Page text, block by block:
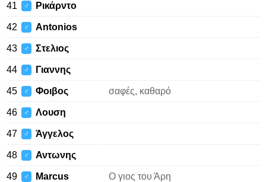
41 ♂ Ρικάρντο
42 ♂ Antonios
43 ♂ Στελιος
44 ♂ Γιαννης
45 ♂ Φοιβος σαφές, καθαρό
46 ♂ Λουση
47 ♂ Άγγελος
48 ♂ Αντωνης
49 ♂ Marcus Ο γιος του Άρη